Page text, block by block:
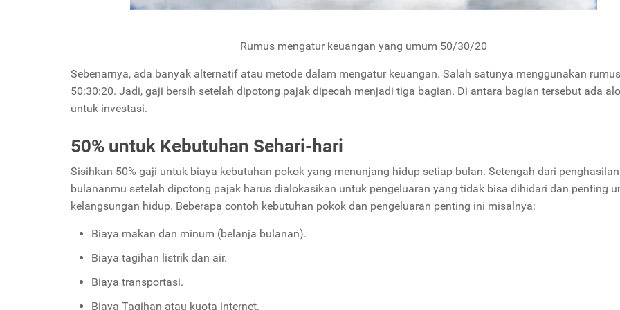
Rumus mengatur keuangan yang umum 50/30/20
Sebenarnya, ada banyak alternatif atau metode dalam mengatur keuangan. Salah satunya menggunakan rumus
50:30:20. Jadi, gaji bersih setelah dipotong pajak dipecah menjadi tiga bagian. Di antara bagian tersebut ada
untuk investasi.
50% untuk Kebutuhan Sehari-hari
Sisihkan 50% gaji untuk biaya kebutuhan pokok yang menunjang hidup setiap bulan. Setengah dari penghasilan
bulananmu setelah dipotong pajak harus dialokasikan untuk pengeluaran yang tidak bisa dihidari dan penting
kelangsungan hidup. Beberapa contoh kebutuhan pokok dan pengeluaran penting ini misalnya:
Biaya makan dan minum (belanja bulanan).
Biaya tagihan listrik dan air.
Biaya transportasi.
Biaya Tagihan atau kuota internet.